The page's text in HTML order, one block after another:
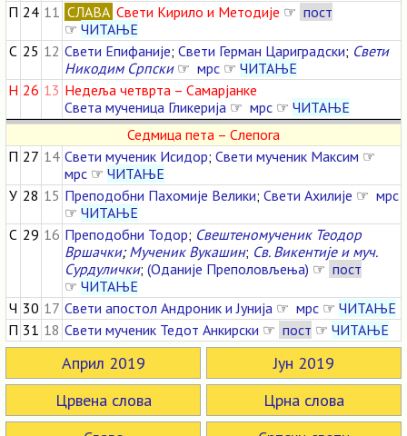
П 24 11 СЛАВА Свети Кирило и Методије ☞ пост
☞ ЧИТАЊЕ
С 25 12 Свети Епифаније; Свети Герман Цариградски; Свети
Никодим Српски☞ мрс ☞ ЧИТАЊЕ
Н 26 13 Недеља четврта – Самарјанке
Света мученица Гликерија ☞ мрс ☞ ЧИТАЊЕ
Седмица пета – Слепога
П 27 14 Свети мученик Исидор; Свети мученик Максим ☞
мрс ☞ ЧИТАЊЕ
У 28 15 Преподобни Пахомије Велики; Свети Ахилије ☞ мрс
☞ ЧИТАЊЕ
С 29 16 Преподобни Тодор; Свештеномученик Теодор
Вршачки;Мученик Вукашин; Св. Викентије и муч.
Сурдулички; (Оданије Преполовљења) ☞ пост
☞ ЧИТАЊЕ
Ч 30 17 Свети апостол Андроник и Јунија ☞ мрс ☞ ЧИТАЊЕ
П 31 18 Свети мученик Тедот Анкирски ☞ пост ☞ ЧИТАЊЕ
Април 2019
Јун 2019
Црвена слова
Црна слова